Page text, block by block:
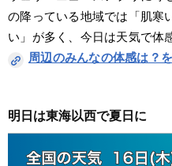
の降っている地域では「肌寒
い」が多く、今日は天気で体
周辺のみんなの体感は？
明日は東海以西で夏日に